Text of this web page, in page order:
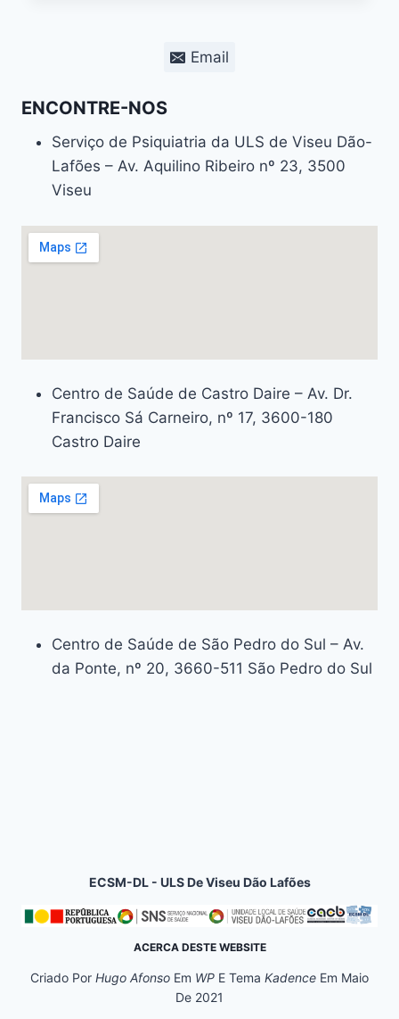
TERMALISMO,
BEM-
Email
ENCONTRE-NOS
Serviço de Psiquiatria da ULS de Viseu Dão-
Lafões – Av. Aquilino Ribeiro nº 23, 3500
Viseu
Centro de Saúde de Castro Daire – Av. Dr.
Francisco Sá Carneiro, nº 17, 3600-180
Castro Daire
Centro de Saúde de São Pedro do Sul – Av.
da Ponte, nº 20, 3660-511 São Pedro do Sul
ECSM-DL - ULS De Viseu Dão Lafões
ACERCA DESTE WEBSITE
Criado Por Hugo Afonso Em WP E Tema Kadence Em Maio
De 2021